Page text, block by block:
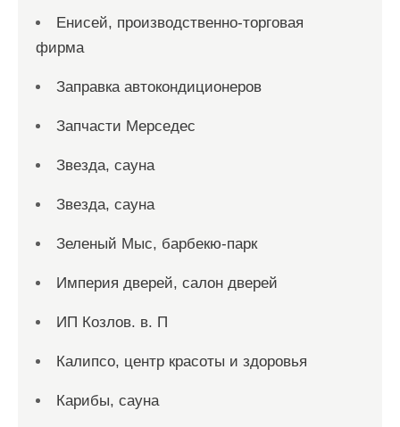
Енисей, производственно-торговая
фирма
Заправка автокондиционеров
Запчасти Мерседес
Звезда, сауна
Звезда, сауна
Зеленый Мыс, барбекю-парк
Империя дверей, салон дверей
ИП Козлов. в. П
Калипсо, центр красоты и здоровья
Карибы, сауна